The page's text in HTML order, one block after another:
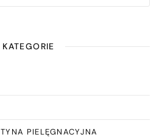
KATEGORIE
PIELĘGNACYJNA